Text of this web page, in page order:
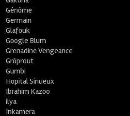
Génôme
Germain
Glafouk
Google Blum
Grenadine Vengeance
Grôprout
Gumbi
Hopital Sinueux
Ibrahim Kazoo
ilya
Inkamera